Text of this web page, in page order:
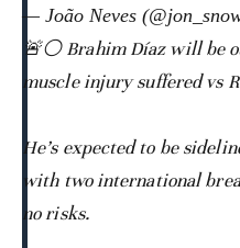
— João Neves
🚨⚪️ Brahim Díaz will be
muscle injury suffered vs
He’s expected to be
with two international
no risks.